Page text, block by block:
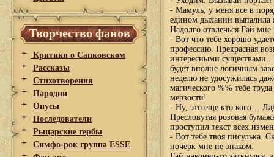
Творчество фанов
Критики о Сапковском
Рассказы
Стихотворения
Пародии
Опусы
Последователи
Рыцарские гербы
Симфо-рок группа ESSE
- Мамуль, у меня все в
едином дыхании выпалила
Надолго отвлечься Гай мне
- Вот что тебе хорошо
профессию. Прекрасная
интересными существами..
будет вполне логичным
неделю не удосужилась
магического %% тебе
мерзости!
- Ну, это еще кто кого…
Пресловутая розовая
проступил текст всех
- Вот тебе твоя писулька.
почерк мне не знаком.